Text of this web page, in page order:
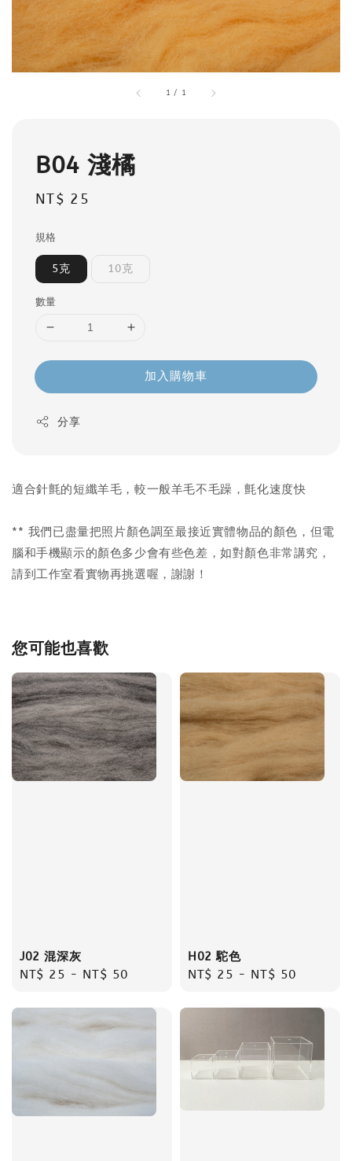
1 / 1
B04 淺橘
Regular
NT$ 25
規格
5克 10克
數量
加入購物車
分享
適合針氈的短纖羊毛，較一般羊毛不毛躁，氈化速度快
** 我們已盡量把照片顏色調至最接近實體物品的顏色，但電
腦和手機顯示的顏色多少會有些色差，如對顏色非常講究，
請到工作室看實物再挑選喔，謝謝！
您可能也喜歡
J02 混深灰
Regular
NT$ 25 - NT$ 50
H02 駝色
Regular
NT$ 25 - NT$ 50